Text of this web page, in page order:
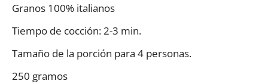
Granos 100% italianos
Tiempo de cocción: 2-3 min.
Tamaño de la porción para 4 personas.
250 gramos